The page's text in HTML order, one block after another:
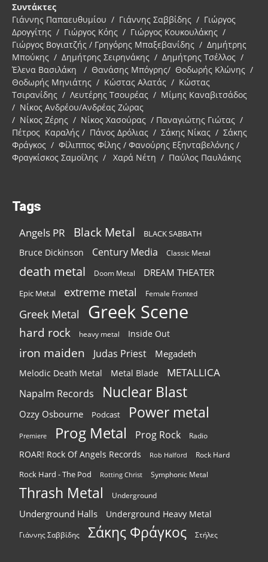
Συντάκτες
Γιάννης Παπαευθυμίου / Γιάννης Σαββίδης / Γιώργος
Δρογγίτης / Γιώργος Κόης / Γιώργος Κουκουλάκης /
Γιώργος Βογιατζής / Γρηγόρης Μπαξεβανίδης / Δημήτρης
Μπούκης / Δημήτρης Σειρηνάκης / Δημήτρης Τσέλλος /
Έλενα Βασιλάκη / Θανάσης Μπόγρης/ Θοδωρής Κλώνης /
Θοδωρής Μηνιάτης / Κώστας Αλατάς / Κώστας
Τσιρανίδης / Λευτέρης Τσουρέας / Μίμης Καναβιτσάδος
/ Νίκος Ανδρέου/Ανδρέας Ζώρας
/ Νίκος Ζέρης / Νίκος Χασούρας / Παναγιώτης Γιώτας /
Πέτρος Καραλής / Πάνος Δρόλιας / Σάκης Νίκας / Σάκης
Φράγκος / Φίλιππος Φίλης / Φανούρης Εξηνταβελόνης /
Φραγκίσκος Σαμοΐλης / Χαρά Νέτη / Παύλος Παυλάκης
Tags
Angels PR Black Metal BLACK SABBATH
Bruce Dickinson Century Media Classic Metal
death metal Doom Metal DREAM THEATER
Epic Metal extreme metal Female Fronted
Greek Metal Greek Scene
hard rock heavy metal Inside Out
iron maiden Judas Priest Megadeth
Melodic Death Metal Metal Blade METALLICA
Napalm Records Nuclear Blast
Ozzy Osbourne Podcast Power metal
Premiere Prog Metal Prog Rock Radio
ROAR! Rock Of Angels Records Rob Halford Rock Hard
Rock Hard - The Pod Rotting Christ Symphonic Metal
Thrash Metal Underground
Underground Halls Underground Heavy Metal
Γιάννης Σαββίδης Σάκης Φράγκος Στήλες